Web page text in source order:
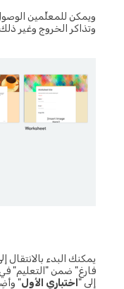
ويمكن للمعلِّمين الوصول
وتذاكر الخروج وغير ذلك.
فارغ" ضمن "التعليم" في
اختباري الأول " وأضِف